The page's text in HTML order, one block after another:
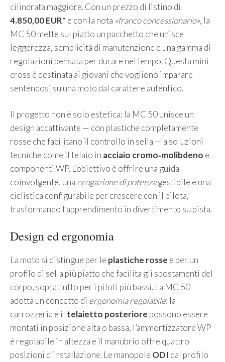
cilindrata maggiore. Con un prezzo di listino di
4.850,00 EUR* e con la nota «franco concessionario», la
MC 50 mette sul piatto un pacchetto che unisce
leggerezza, semplicità di manutenzione e una gamma di
regolazioni pensata per durare nel tempo. Questa mini
cross è destinata ai giovani che vogliono imparare
sentendosi su una moto dal carattere autentico.
Il progetto non è solo estetica: la MC 50 unisce un
design accattivante — con plastiche completamente
rosse che facilitano il controllo in sella — a soluzioni
tecniche come il telaio in acciaio cromo‑molibdeno e
componenti WP. L’obiettivo è offrire una guida
coinvolgente, una erogazione di potenzagestibile e una
ciclistica configurabile per crescere con il pilota,
trasformando l’apprendimento in divertimento su pista.
Design ed ergonomia
La moto si distingue per le plastiche rosse e per un
profilo di sella più piatto che facilita gli spostamenti del
corpo, soprattutto per i piloti più bassi. La MC 50
adotta un concetto di ergonomia regolabile: la
carrozzeria e il telaietto posteriore possono essere
montati in posizione alta o bassa, l’ammortizzatore WP
è regolabile in altezza e il manubrio offre quattro
posizioni d’installazione. Le manopole ODI dal profilo